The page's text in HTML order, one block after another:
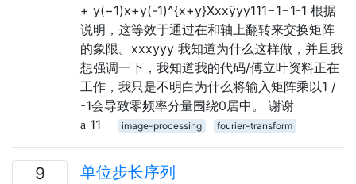
+ y(−1)x+y(-1)^{x+y}Xxxÿyy111−1−1-1 根据
说明，这等效于通过在和轴上翻转来交换矩阵
的象限。xxxyyy 我知道为什么这样做，并且我
想强调一下，我知道我的代码/傅立叶资料正在
工作，我只是不明白为什么将输入矩阵乘以1 /
-1会导致零频率分量围绕0居中。 谢谢
11
image-processing fourier-transform
9 单位步长序列